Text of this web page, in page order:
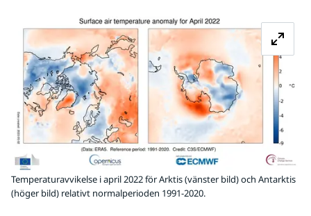
Temperaturavvikelse i april 2022 för Arktis (vänster bild) och Antarktis
(höger bild) relativt normalperioden 1991-2020.